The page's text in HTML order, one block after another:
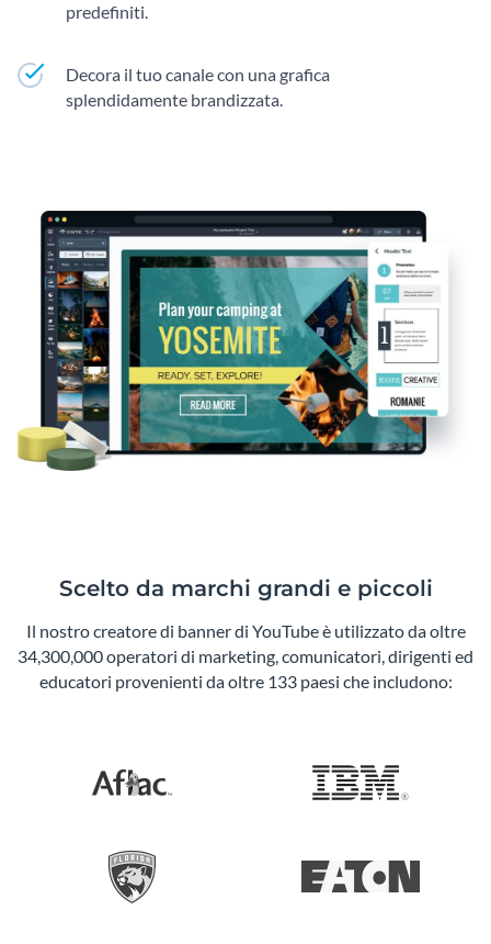
predefiniti.
Decora il tuo canale con una grafica
splendidamente brandizzata.
Scelto da marchi grandi e piccoli
Il nostro creatore di banner di YouTube è utilizzato da oltre
34,300,000 operatori di marketing, comunicatori, dirigenti ed
educatori provenienti da oltre 133 paesi che includono: